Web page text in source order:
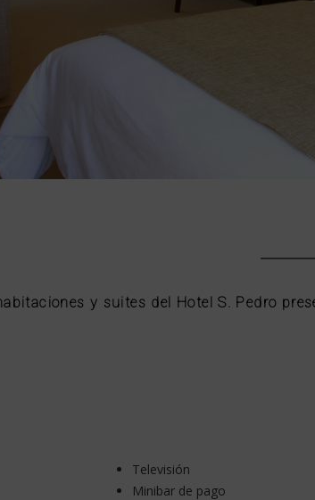
y suites del Hotel S. Pedro
Televisión
Minibar de pago